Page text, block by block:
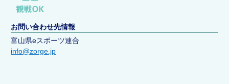
お問い合わせ先情報
富山県eスポーツ連合
info@zorge.jp